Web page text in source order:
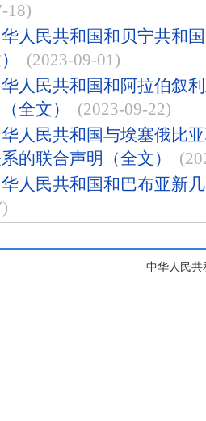
18)
人民共和国和贝宁共和
(2023-09-01)
人民共和国和阿拉伯叙
全文）
(2023-09-22)
人民共和国与埃塞俄比
的联合声明（全文）
人民共和国和巴布亚新
中华人民共